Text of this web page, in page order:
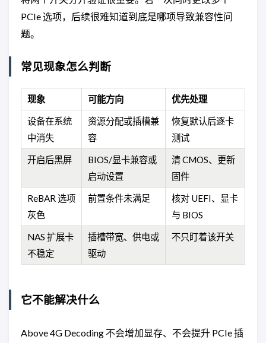
PCIe 选项，后续很难知道到底是哪项导致兼容性问
题。
常见现象怎么判断
现象 可能方向 优先处理
设备在系统
中消失
资源分配或插槽兼
容
恢复默认后逐卡
测试
开启后黑屏
BIOS/显卡兼容或
启动设置
清 CMOS、更新
固件
ReBAR 选项
灰色
前置条件未满足
核对 UEFI、显卡
与 BIOS
NAS 扩展卡
不稳定
插槽带宽、供电或
驱动
不只盯着该开关
它不能解决什么
Above 4G Decoding 不会增加显存、不会提升 PCIe 插